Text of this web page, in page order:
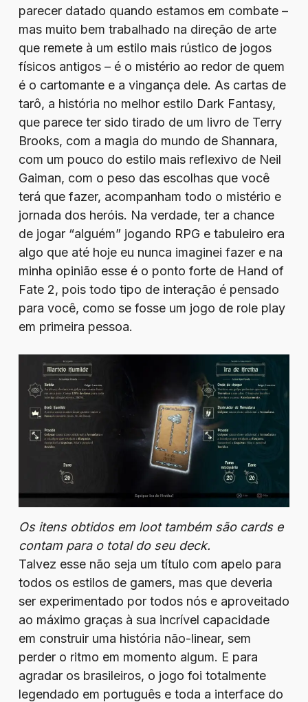
parecer datado quando estamos em combate –
mas muito bem trabalhado na direção de arte
que remete à um estilo mais rústico de jogos
físicos antigos – é o mistério ao redor de quem
é o cartomante e a vingança dele. As cartas de
tarô, a história no melhor estilo Dark Fantasy,
que parece ter sido tirado de um livro de Terry
Brooks, com a magia do mundo de Shannara,
com um pouco do estilo mais reflexivo de Neil
Gaiman, com o peso das escolhas que você
terá que fazer, acompanham todo o mistério e
jornada dos heróis. Na verdade, ter a chance
de jogar “alguém” jogando RPG e tabuleiro era
algo que até hoje eu nunca imaginei fazer e na
minha opinião esse é o ponto forte de Hand of
Fate 2, pois todo tipo de interação é pensado
para você, como se fosse um jogo de role play
em primeira pessoa.
Os itens obtidos em loot também são cards e
contam para o total do seu deck.
Talvez esse não seja um título com apelo para
todos os estilos de gamers, mas que deveria
ser experimentado por todos nós e aproveitado
ao máximo graças à sua incrível capacidade
em construir uma história não-linear, sem
perder o ritmo em momento algum. E para
agradar os brasileiros, o jogo foi totalmente
legendado em português e toda a interface do